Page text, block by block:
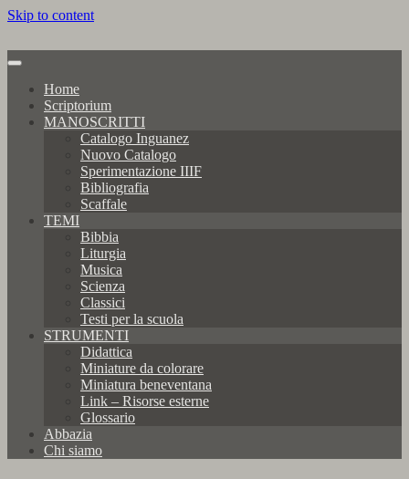
Skip to content
Home
Scriptorium
MANOSCRITTI
Catalogo Inguanez
Nuovo Catalogo
Sperimentazione IIIF
Bibliografia
Scaffale
TEMI
Bibbia
Liturgia
Musica
Scienza
Classici
Testi per la scuola
STRUMENTI
Didattica
Miniature da colorare
Miniatura beneventana
Link – Risorse esterne
Glossario
Abbazia
Chi siamo